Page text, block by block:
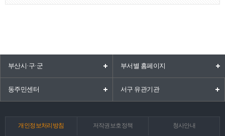
부산시·구·군 부서별 홈페이지
동주민센터 서구 유관기관
개인정보처리방침 저작권보호정책 청사안내